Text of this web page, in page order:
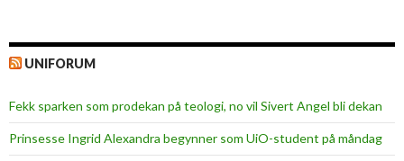
UNIFORUM
Fekk sparken som prodekan på teologi, no vil Sivert Angel bli dekan
Prinsesse Ingrid Alexandra begynner som UiO-student på måndag